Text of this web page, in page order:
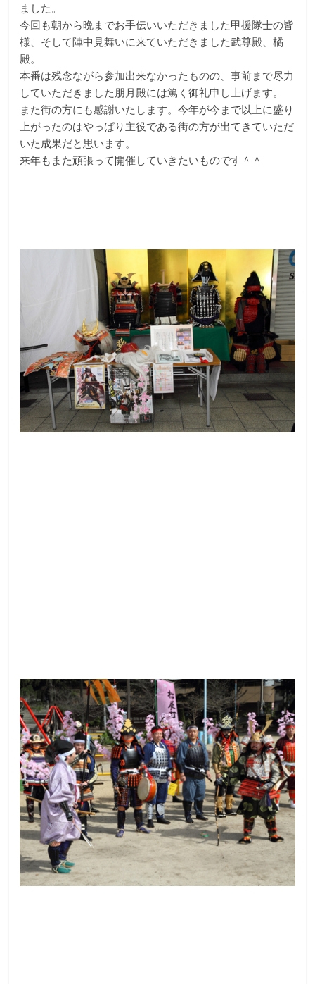
ました。
今回も朝から晩までお手伝いいただきました甲援隊士の皆
様、そして陣中見舞いに来ていただきました武尊殿、橘
殿。
本番は残念ながら参加出来なかったものの、事前まで尽力
していただきました朋月殿には篤く御礼申し上げます。
また街の方にも感謝いたします。今年が今まで以上に盛り
上がったのはやっぱり主役である街の方が出てきていただ
いた成果だと思います。
来年もまた頑張って開催していきたいものです＾＾